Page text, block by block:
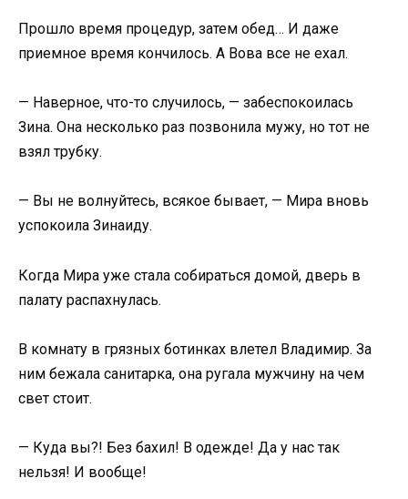
Прошло время процедур, затем обед… И даже
приемное время кончилось. А Вова все не ехал.
— Наверное, что-то случилось, — забеспокоилась
Зина. Она несколько раз позвонила мужу, но тот не
взял трубку.
— Вы не волнуйтесь, всякое бывает, — Мира вновь
успокоила Зинаиду.
Когда Мира уже стала собираться домой, дверь в
палату распахнулась.
В комнату в грязных ботинках влетел Владимир. За
ним бежала санитарка, она ругала мужчину на чем
свет стоит.
— Куда вы?! Без бахил! В одежде! Да у нас так
нельзя! И вообще!